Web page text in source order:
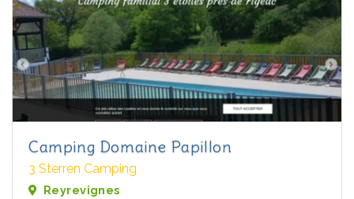
Camping Domaine Papillon
3 Sterren Camping
Reyrevignes